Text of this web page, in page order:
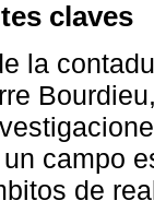
claves
la
campo
de